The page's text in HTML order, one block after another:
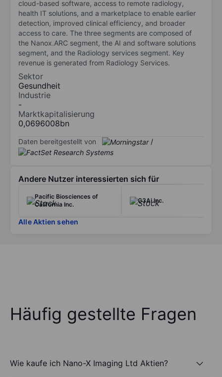
cloud-based software, access to remote radiology,
health IT solutions, and a marketplace to enable earlier
detection, improved clinical efficiency, and broader
access to care. The three segments are composed of
the Nanox.ARC segment, the AI and software solutions
segment, and the Radiology services segment. Key
revenue is generated from Radiology Services.
Sektor
Gesundheit
Industrie
-
Marktkapitalisierung
0,0696008bn
Daten bereitgestellt von /
Andere Nutzer interessierten sich für
Pacific Biosciences of
California Inc.
C3Ai Inc.
Alle Aktien sehen
Häufig gestellte Fragen
Wie kaufe ich Nano-X Imaging Ltd Aktien?